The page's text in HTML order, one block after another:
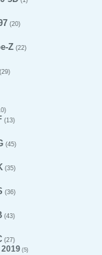
(20)
Z (22)
(29)
(13)
(45)
(35)
(36)
(43)
(27)
(5)